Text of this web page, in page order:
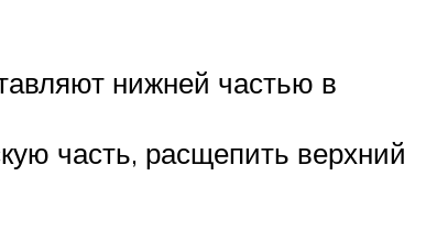
нижней частью в
часть, расщепить верхний